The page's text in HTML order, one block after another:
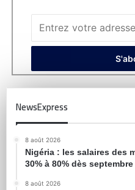
NewsExpress
8 août 2026
Nigéria : les salaires des
30% à 80% dès septembre
8 août 2026